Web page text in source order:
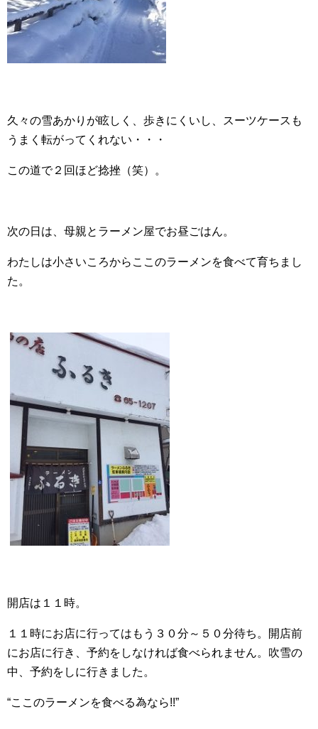
久々の雪あかりが眩しく、歩きにくいし、スーツケースも
うまく転がってくれない・・・
この道で２回ほど捻挫（笑）。
次の日は、母親とラーメン屋でお昼ごはん。
わたしは小さいころからここのラーメンを食べて育ちまし
た。
開店は１１時。
１１時にお店に行ってはもう３０分～５０分待ち。開店前
にお店に行き、予約をしなければ食べられません。吹雪の
中、予約をしに行きました。
“ここのラーメンを食べる為なら!!”